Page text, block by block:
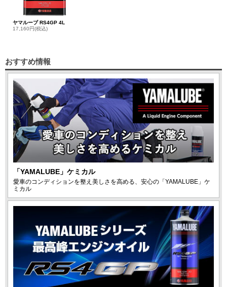
ヤマルーブ RS4GP 4L
17,160円(税込)
おすすめ情報
「YAMALUBE」ケミカル
愛車のコンディションを整え美しさを高める、安心の「YAMALUBE」ケ
ミカル